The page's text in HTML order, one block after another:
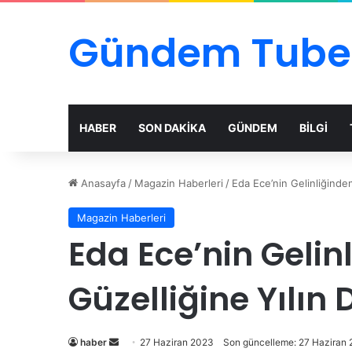
Gündem Tube
HABER SON DAKİKA GÜNDEM BİLGİ
Anasayfa / Magazin Haberleri / Eda Ece’nin
Magazin Haberleri
Eda Ece’nin
Güzelliğine
haber
Bir
27 Haziran 2023 Son güncelleme: 27 Haziran